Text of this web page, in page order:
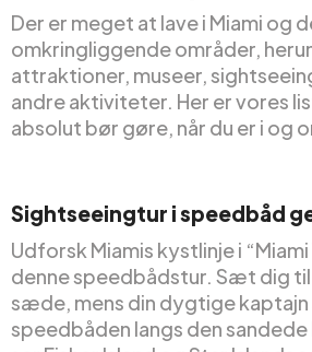
Der er meget at lave i Miami og
omkringliggende områder,
attraktioner, museer,
andre aktiviteter. Her er vores
absolut bør gøre, når du er i og
Sightseeingtur i speedbåd
Udforsk Miamis kystlinje i
denne speedbådstur. Sæt dig
sæde, mens din dygtige
speedbåden langs den